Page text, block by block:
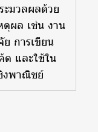
ะมวลผลด้วย
ตุผล เช่น งาน
ย การเขียน
ด และใช้ใน
งพาณิชย์